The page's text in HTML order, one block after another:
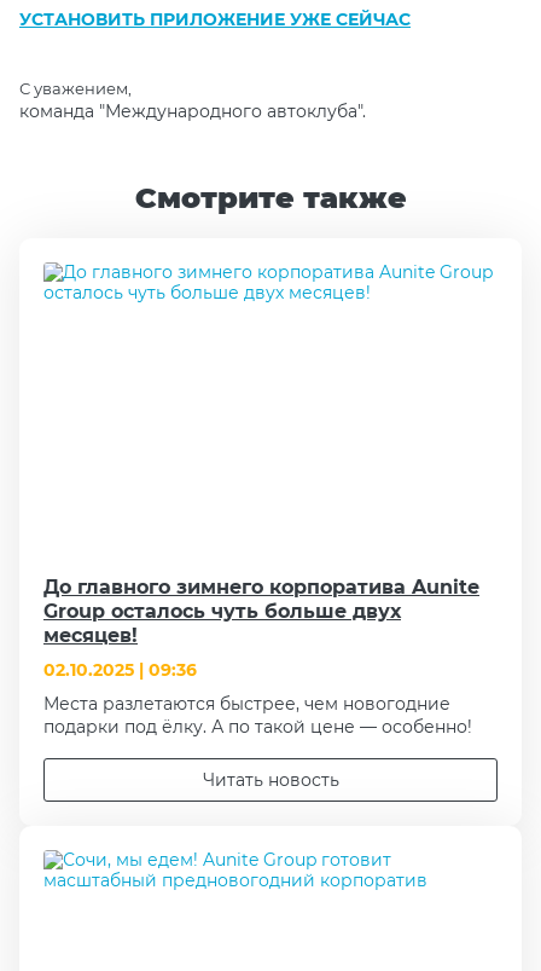
УСТАНОВИТЬ ПРИЛОЖЕНИЕ УЖЕ СЕЙЧАС
С уважением,
команда "Международного автоклуба".
Смотрите также
До главного зимнего корпоратива Aunite
Group осталось чуть больше двух
месяцев!
02.10.2025 | 09:36
Места разлетаются быстрее, чем новогодние
подарки под ёлку. А по такой цене — особенно!
Читать новость